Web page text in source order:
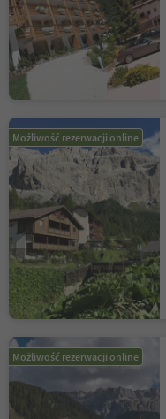
Możliwość rezerwacji online
Możliwość rezerwacji online